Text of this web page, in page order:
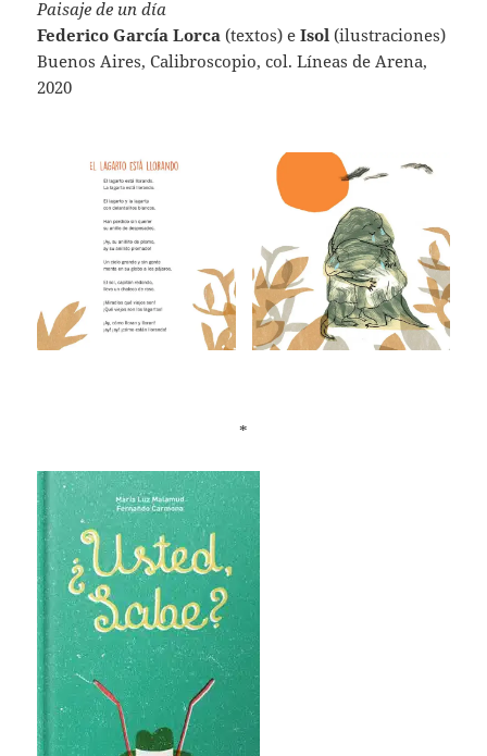
Paisaje de un día
Federico García Lorca(textos) e Isol(ilustraciones)
Buenos Aires, Calibroscopio, col. Líneas de Arena,
2020
*